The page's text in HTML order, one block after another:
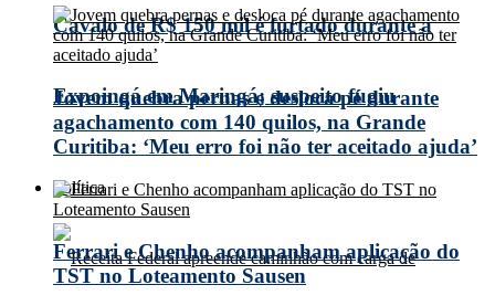
Cavalo de R$ 150 mil é furtado durante a
Expoingá em Maringá; suspeito fugiu
Política
Jovem quebra pernas e desloca pé durante
agachamento com 140 quilos, na Grande
Curitiba: ‘Meu erro foi não ter aceitado ajuda’
Ferrari e Chenho acompanham aplicação do
TST no Loteamento Sausen